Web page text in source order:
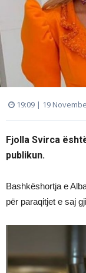
19:09 | 19
Fjolla Svirca
publikun.
Bashkëshortja e
për paraqitjet e saj